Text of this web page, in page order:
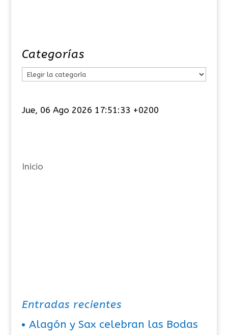
Categorías
e
í
Jue, 06 Ago 2026 17:51:33 +0200
Inicio
Entradas recientes
Alagón y Sax celebran las Bodas